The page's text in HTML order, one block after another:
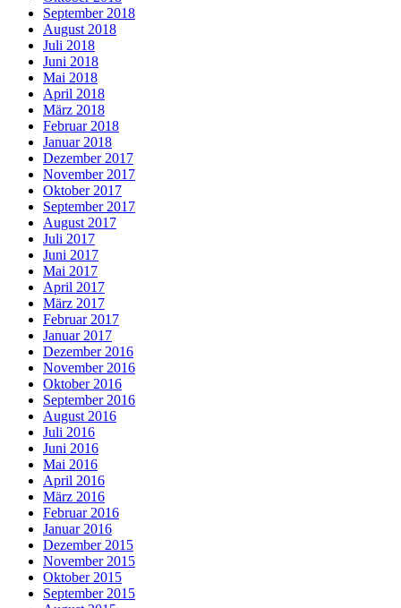
September 2018
August 2018
Juli 2018
Juni 2018
Mai 2018
April 2018
März 2018
Februar 2018
Januar 2018
Dezember 2017
November 2017
Oktober 2017
September 2017
August 2017
Juli 2017
Juni 2017
Mai 2017
April 2017
März 2017
Februar 2017
Januar 2017
Dezember 2016
November 2016
Oktober 2016
September 2016
August 2016
Juli 2016
Juni 2016
Mai 2016
April 2016
März 2016
Februar 2016
Januar 2016
Dezember 2015
November 2015
Oktober 2015
September 2015